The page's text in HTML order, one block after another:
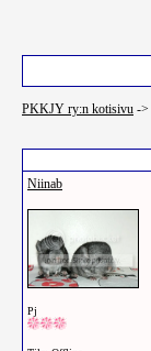
PKKJY ry:n kotisivu ->
Niinab
Pj